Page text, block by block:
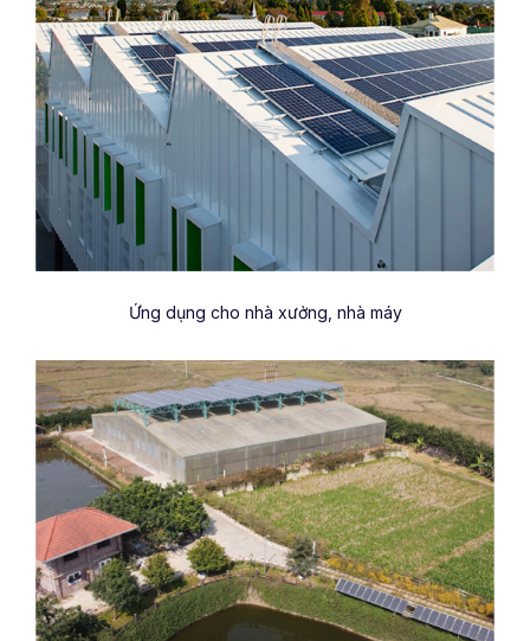
Ứng dụng cho nhà xưởng, nhà máy